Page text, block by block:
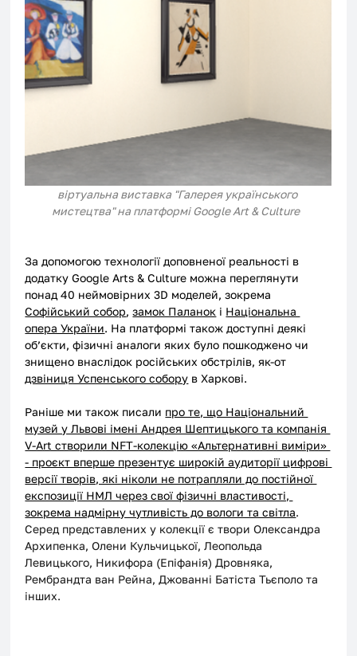
віртуальна виставка "Галерея українського
мистецтва" на платформі Google Art & Culture
За допомогою технології доповненої реальності в
додатку Google Arts & Culture можна переглянути
понад 40 неймовірних 3D моделей, зокрема
Софійський собор, замок Паланок і Національна
опера України. На платформі також доступні деякі
об’єкти, фізичні аналоги яких було пошкоджено чи
знищено внаслідок російських обстрілів, як-от
дзвіниця Успенського собору в Харкові.
Раніше ми також писали про те, що Національний
музей у Львові імені Андрея Шептицького та компанія
V-Art створили NFT-колекцію «Альтернативні виміри»
- проєкт вперше презентує широкій аудиторії цифрові
версії творів, які ніколи не потрапляли до постійної
експозиції НМЛ через свої фізичні властивості,
зокрема надмірну чутливість до вологи та світла.
Серед представлених у колекції є твори Олександра
Архипенка, Олени Кульчицької, Леопольда
Левицького, Никифора (Епіфанія) Дровняка,
Рембрандта ван Рейна, Джованні Батіста Тьєполо та
інших.